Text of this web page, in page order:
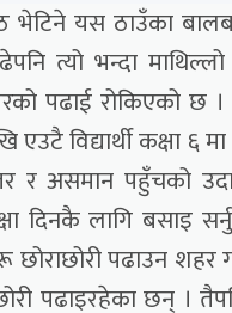
भेटिने यस ठाउँका
त्यो भन्दा
पढाई रोकिएको छ ।
एउटै विद्यार्थी कक्षा ६
र असमान पहुँचको
दिनकै लागि बसाइ
छोराछोरी पढाउन
पढाइरहेका छन् ।